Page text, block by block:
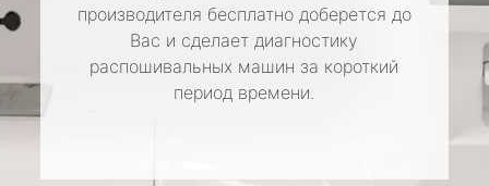
производителя бесплатно доберется до
Вас и сделает диагностику
распошивальных машин за короткий
период времени.